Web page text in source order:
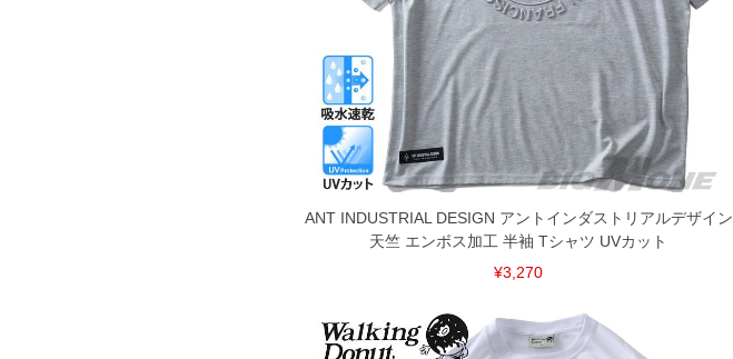
ANT INDUSTRIAL DESIGN アントインダストリアルデザイン
天竺 エンボス加工 半袖 Tシャツ UVカット
¥3,270